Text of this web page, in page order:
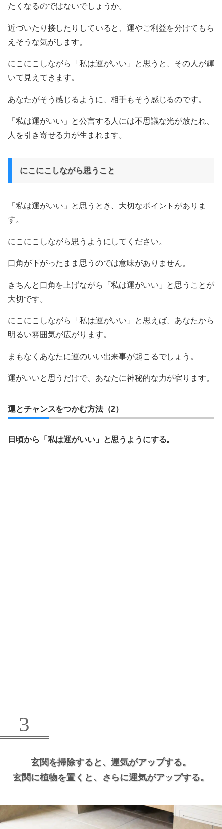
たくなるのではないでしょうか。
近づいたり接したりしていると、運やご利益を分けてもら
えそうな気がします。
にこにこしながら「私は運がいい」と思うと、その人が輝
いて見えてきます。
あなたがそう感じるように、相手もそう感じるのです。
「私は運がいい」と公言する人には不思議な光が放たれ、
人を引き寄せる力が生まれます。
にこにこしながら思うこと
「私は運がいい」と思うとき、大切なポイントがありま
す。
にこにこしながら思うようにしてください。
口角が下がったまま思うのでは意味がありません。
きちんと口角を上げながら「私は運がいい」と思うことが
大切です。
にこにこしながら「私は運がいい」と思えば、あなたから
明るい雰囲気が広がります。
まもなくあなたに運のいい出来事が起こるでしょう。
運がいいと思うだけで、あなたに神秘的な力が宿ります。
運とチャンスをつかむ方法（2）
日頃から「私は運がいい」と思うようにする。
3
玄関を掃除すると、 運気がアップする。
玄関に植物を置くと、 さらに運気がアップする。